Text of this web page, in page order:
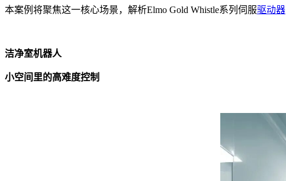
本案例将聚焦这一核心场景，解析Elmo Gold Whistle系列伺服驱动器
洁净室机器人
小空间里的高难度控制